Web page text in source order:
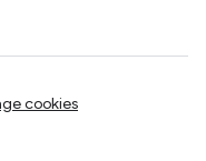
cookies